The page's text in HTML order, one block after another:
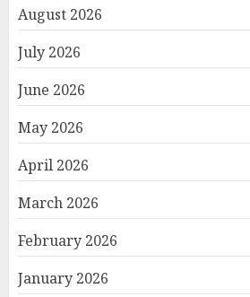
August 2026
July 2026
June 2026
May 2026
April 2026
March 2026
February 2026
January 2026